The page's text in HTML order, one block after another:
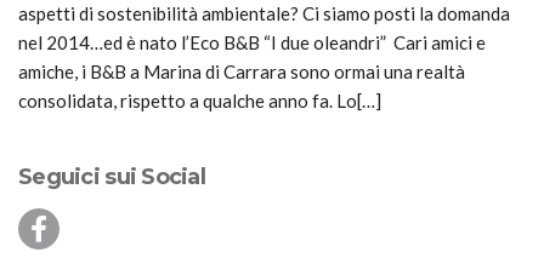
aspetti di sostenibilità ambientale? Ci siamo posti la domanda
nel 2014…ed è nato l’Eco B&B “I due oleandri” Cari amici e
amiche, i B&B a Marina di Carrara sono ormai una realtà
consolidata, rispetto a qualche anno fa. Lo[…]
Seguici sui Social